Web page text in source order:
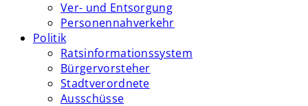
Ver- und Entsorgung
Personennahverkehr
Politik
Ratsinformationssystem
Bürgervorsteher
Stadtverordnete
Ausschüsse